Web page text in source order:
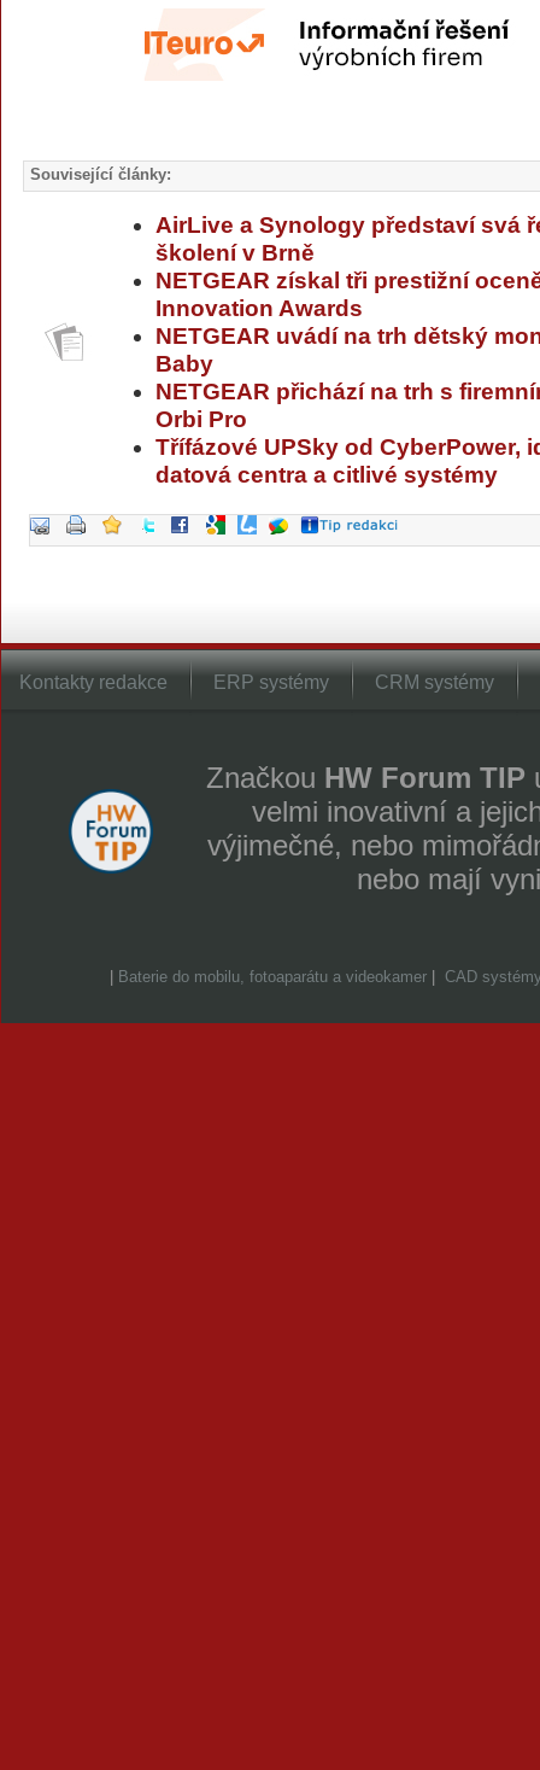
Související články:
AirLive a Synology představí svá
školení v Brně
NETGEAR získal tři prestižní
Innovation Awards
NETGEAR uvádí na trh dětský
Baby
NETGEAR přichází na trh s
Orbi Pro
Třífázové UPSky od CyberPower,
datová centra a citlivé systémy
Kontakty redakce ERP systémy CRM systémy
Značkou HW Forum TIP
velmi inovativní a
výjimečné, nebo
nebo mají
Baterie do mobilu, fotoaparátu a videokamer CAD